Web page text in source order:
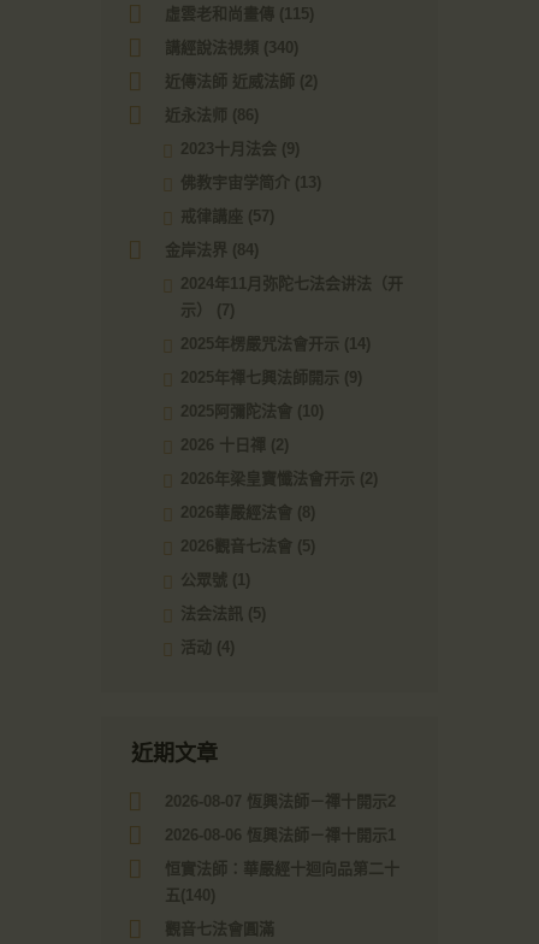
虛雲老和尚畫傳
(115)
講經說法視頻
(340)
近傳法師 近威法師 (2)
近永法师
(86)
2023十月法会 (9)
佛教宇宙学简介 (13)
戒律講座 (57)
金岸法界 (84)
2024年11月弥陀七法会讲法（开
示）
(7)
2025年楞嚴咒法會开示 (14)
2025年禪七興法師開示 (9)
2025阿彌陀法會 (10)
2026 十日禪
(2)
2026年梁皇寶懺法會开示 (2)
2026華嚴經法會 (8)
2026觀音七法會 (5)
公眾號
(1)
法会法訊 (5)
活动 (4)
近期文章
2026-08-07 恆興法師－禪十開示2
2026-08-06 恆興法師－禪十開示1
恒實法師：華嚴經十迴向品第二十
五(140)
觀音七法會圓滿